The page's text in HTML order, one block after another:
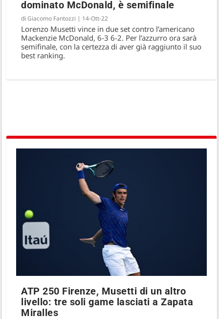
dominato McDonald, è semifinale
diGiacomo Fantozzi | 14-Ott-22
Lorenzo Musetti vince in due set contro l’americano
Mackenzie McDonald, 6-3 6-2. Per l’azzurro ora sarà
semifinale, con la certezza di aver già raggiunto il suo
best ranking.
ATP 250 Firenze, Musetti di un altro
livello: tre soli game lasciati a Zapata
Miralles